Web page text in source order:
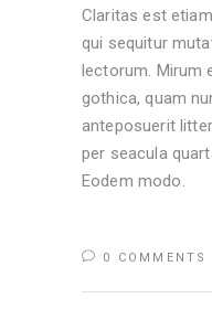
Claritas est
qui sequitur
lectorum. Mirum
gothica, quam
anteposuerit
per seacula
Eodem modo.
0 COMMENTS